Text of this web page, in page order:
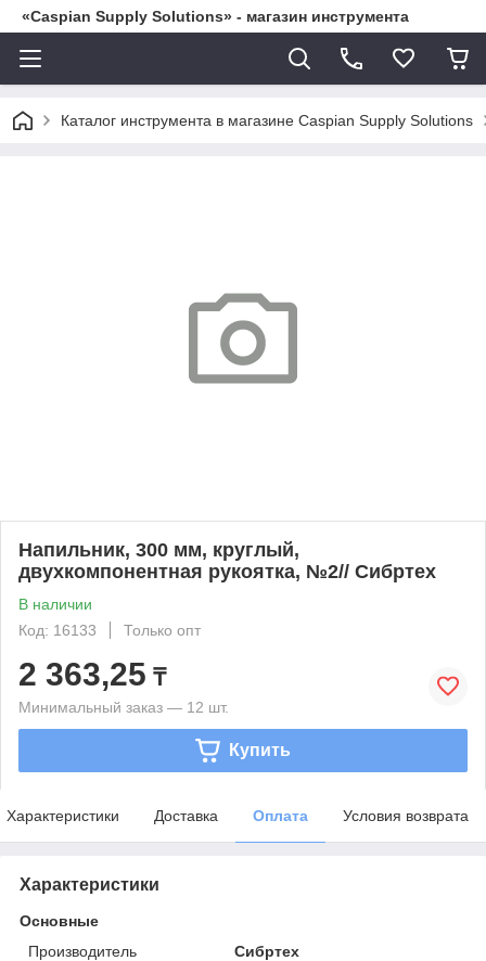
«Caspian Supply Solutions» - магазин инструмента
Каталог инструмента в магазине Caspian Supply Solutions
Напильник, 300 мм, круглый,
двухкомпонентная рукоятка, №2// Сибртех
В наличии
Код: 16133
Только опт
2 363,25 ₸
Минимальный заказ — 12 шт.
Купить
Характеристики Доставка Оплата Условия возврата
Характеристики
Основные
Производитель
Сибртех